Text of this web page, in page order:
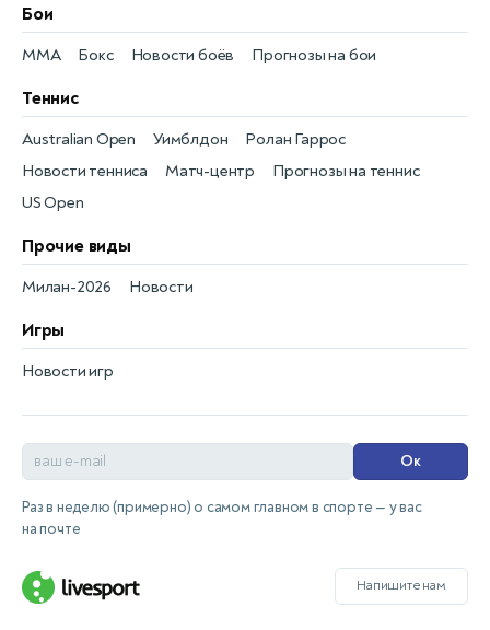
Бои
Новости боёв
MMA Прогнозы на бои
Бокс
Теннис
Новости тенниса
Australian Open
Матч-центр
Уимблдон
Прогнозы на теннис
Ролан Гаррос
US Open
Прочие виды
Новости
Милан-2026
Игры
Новости игр
Ок
Раз в неделю (примерно) о самом главном в спорте — у вас
на почте
Напишите нам